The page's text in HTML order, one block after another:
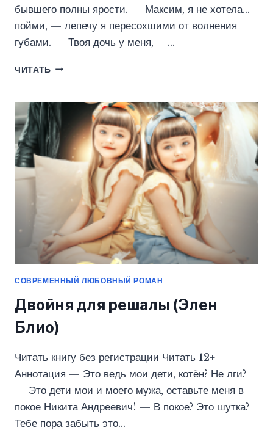
бывшего полны ярости. — Максим, я не хотела…
пойми, — лепечу я пересохшими от волнения
губами. — Твоя дочь у меня, —…
ЧИТАТЬ ПОДКИДЫШ
БОССА
(ЭЛЕН
БЛИО)
СОВРЕМЕННЫЙ ЛЮБОВНЫЙ РОМАН
Двойня для решалы (Элен
Блио)
Читать книгу без регистрации Читать 12+
Аннотация — Это ведь мои дети, котён? Не лги?
— Это дети мои и моего мужа, оставьте меня в
покое Никита Андреевич! — В покое? Это шутка?
Тебе пора забыть это…